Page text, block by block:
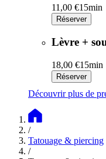
11,00 €15min
Réserver
Lèvre +
18,00 €15min
Réserver
Découvrir plus de
/
Tatouage & piercing
/